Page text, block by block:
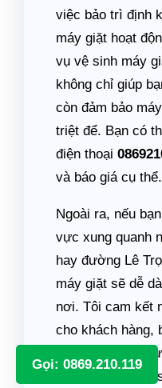
Gọi: 0869.210.119
việc bảo trì định
máy giặt hoạt
vụ vệ sinh máy
không chỉ giúp
còn đảm bảo
triệt để. Bạn có
điện thoại
và báo giá cụ thể.
Ngoài ra, nếu
vực xung quanh
hay đường Lê
máy giặt sẽ dễ
nơi. Tôi cam kết
cho khách hàng,
trọng hơn việc
không gian